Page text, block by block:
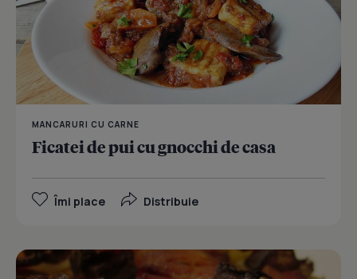
MANCARURI CU CARNE
Ficatei de pui cu gnocchi de casa
Îmi place Distribuie